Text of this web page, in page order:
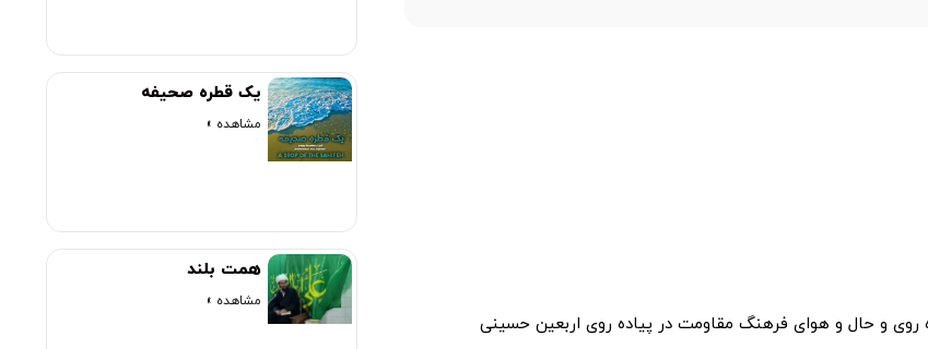
روی و حال و هوای فرهنگ مقاومت در پیاده روی اربعین حسینی
یک قطره صحیفه
مشاهده »
همت بلند
مشاهده »